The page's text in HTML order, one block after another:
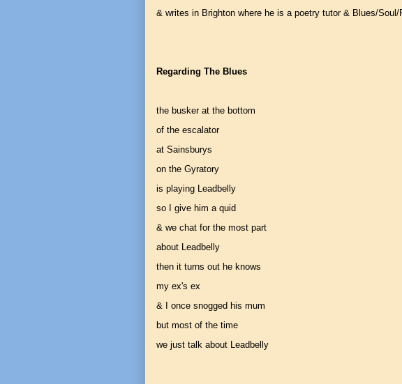
& writes in Brighton where he is a poetry tutor & Blues/Soul/
Regarding The Blues
the busker at the bottom
of the escalator
at Sainsburys
on the Gyratory
is playing Leadbelly
so I give him a quid
& we chat for the most part
about Leadbelly
then it turns out he knows
my ex's ex
& I once snogged his mum
but most of the time
we just talk about Leadbelly